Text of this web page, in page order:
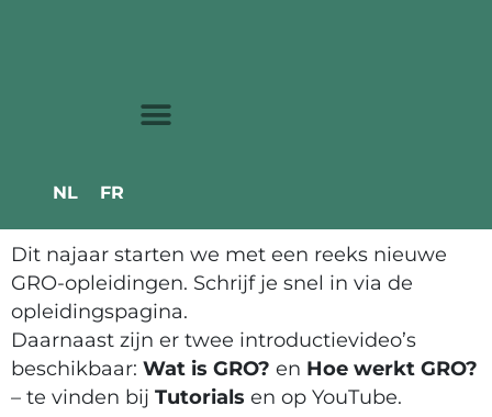
NL FR
Dit najaar starten we met een reeks nieuwe
GRO-opleidingen. Schrijf je snel in via de
opleidingspagina.
Daarnaast zijn er twee introductievideo’s
beschikbaar: Wat is GRO? en Hoe werkt GRO?
– te vinden bij Tutorials en op YouTube.